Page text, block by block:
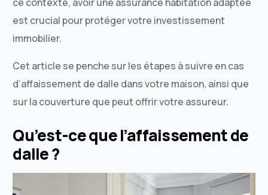
est crucial pour protéger votre investissement
immobilier.
Cet article se penche sur les étapes à suivre en cas
d’affaissement de dalle dans votre maison, ainsi que
sur la couverture que peut offrir votre assureur.
Qu’est-ce que l’affaissement de
dalle ?